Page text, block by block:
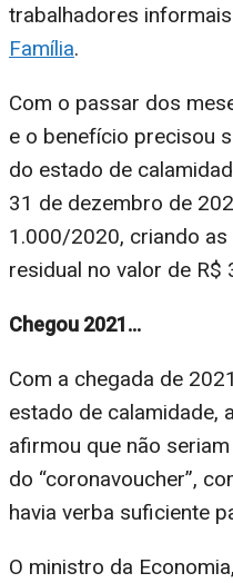
trabalhadores
Família.
Com o passar dos
e o benefício precisou
do estado de
31 de dezembro de
1.000/2020, criando
residual no valor de
Chegou 2021…
Com a chegada de
estado de calamidade,
afirmou que não
do “coronavoucher”,
havia verba suficiente
O ministro da